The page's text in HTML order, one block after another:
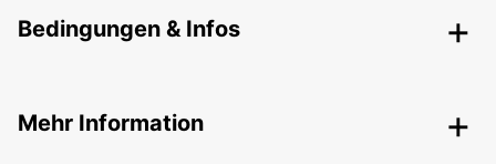
Bedingungen & Infos
Mehr Information